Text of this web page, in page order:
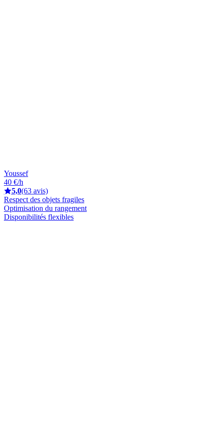
Youssef
40 €/h
5,0(63 avis)
Respect des objets fragiles
Optimisation du rangement
Disponibilités flexibles